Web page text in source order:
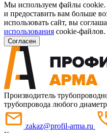
Мы используем файлы cookie.
и предоставить вам больше
использовать сайт, вы
использования cookie-файлов.
Согласен
Производитель
трубопровода любого
zakaz@profil-arma.ru